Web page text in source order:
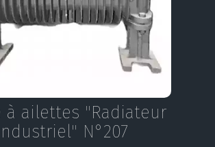
à ailettes "Radiateur
N°207